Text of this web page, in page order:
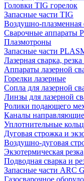
Головки TIG горелок
Запасные части TIG
Воздушно-плазменная
Сварочные аппараты
Плазмотроны
Запасные части
Лазерная сварка,
Аппараты лазерной
Горелки лазерные
Сопла для лазерной
Линзы для лазерной
Ролики подающего
Каналы направляющие
Уплотнительные
Дуговая строжка и
Воздушно-дуговая
Экзотермическая резка
Подводная сварка и
Запасные части
Газосварочное